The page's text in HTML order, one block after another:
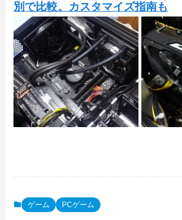
別で比較。カスタマイズ指南も
ゲーム PCゲーム